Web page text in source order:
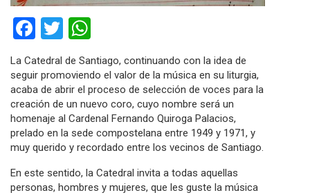
Facebook
Twitter
La Catedral de Santiago, continuando con la idea de
seguir promoviendo el valor de la música en su liturgia,
acaba de abrir el proceso de selección de voces para la
creación de un nuevo coro, cuyo nombre será un
homenaje al Cardenal Fernando Quiroga Palacios,
prelado en la sede compostelana entre 1949 y 1971, y
muy querido y recordado entre los vecinos de Santiago.
En este sentido, la Catedral invita a todas aquellas
personas, hombres y mujeres, que les guste la música